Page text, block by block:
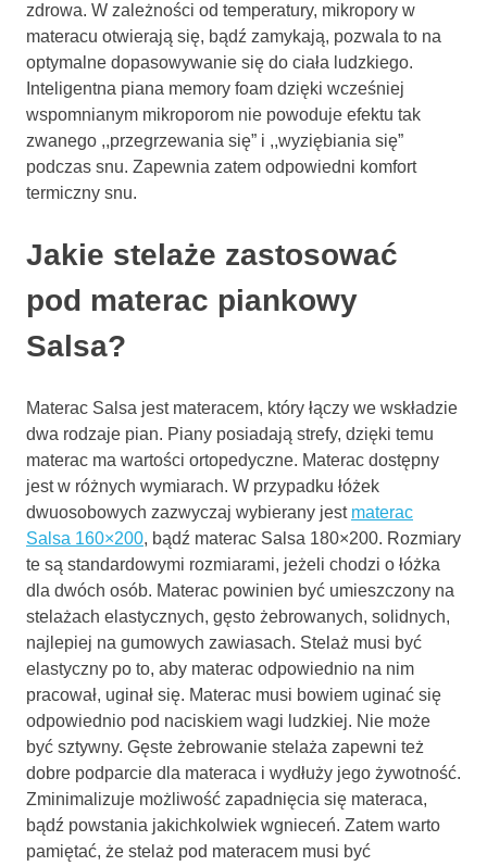
zdrowa. W zależności od temperatury, mikropory w
materacu otwierają się, bądź zamykają, pozwala to na
optymalne dopasowywanie się do ciała ludzkiego.
Inteligentna piana memory foam dzięki wcześniej
wspomnianym mikroporom nie powoduje efektu tak
zwanego ,,przegrzewania się” i ,,wyziębiania się”
podczas snu. Zapewnia zatem odpowiedni komfort
termiczny snu.
Jakie stelaże zastosować
pod materac piankowy
Salsa?
Materac Salsa jest materacem, który łączy we wskładzie
dwa rodzaje pian. Piany posiadają strefy, dzięki temu
materac ma wartości ortopedyczne. Materac dostępny
jest w różnych wymiarach. W przypadku łóżek
dwuosobowych zazwyczaj wybierany jest materac
Salsa 160×200, bądź materac Salsa 180×200. Rozmiary
te są standardowymi rozmiarami, jeżeli chodzi o łóżka
dla dwóch osób. Materac powinien być umieszczony na
stelażach elastycznych, gęsto żebrowanych, solidnych,
najlepiej na gumowych zawiasach. Stelaż musi być
elastyczny po to, aby materac odpowiednio na nim
pracował, uginał się. Materac musi bowiem uginać się
odpowiednio pod naciskiem wagi ludzkiej. Nie może
być sztywny. Gęste żebrowanie stelaża zapewni też
dobre podparcie dla materaca i wydłuży jego żywotność.
Zminimalizuje możliwość zapadnięcia się materaca,
bądź powstania jakichkolwiek wgnieceń. Zatem warto
pamiętać, że stelaż pod materacem musi być